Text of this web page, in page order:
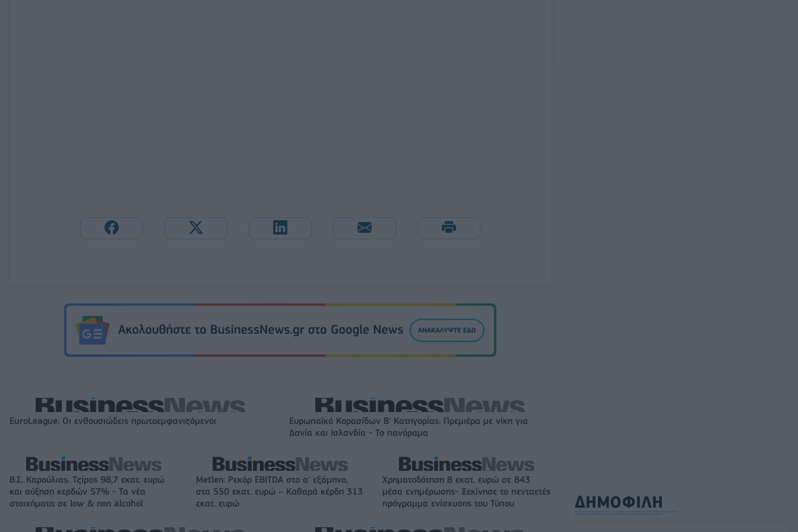
EuroLeague: Οι ενθουσιώδεις πρωτοεμφανιζόμενοι
Ευρωπαϊκό Κορασίδων Β' Κατηγορίας: Πρεμιέρα με νίκη για
Δανία και Ισλανδία - Το πανόραμα
Β.Σ. Καρούλιας: Τζίρος 98,7 εκατ. ευρώ
και αύξηση κερδών 57% - Τα νέα
στοιχήματα σε low & non alcohol
Metlen: Ρεκόρ EBITDA στο α' εξάμηνο,
στα 550 εκατ. ευρώ – Καθαρά κέρδη 313
εκατ. ευρώ
Χρηματοδότηση 8 εκατ. ευρώ σε 843
μέσα ενημέρωσης- Ξεκίνησε το πενταετές
πρόγραμμα ενίσχυσης του Τύπου
ΔΗΜΟΦΙΛΗ